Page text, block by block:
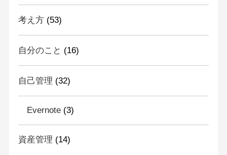
考え方(53)
自分のこと (16)
自己管理 (32)
Evernote(3)
資産管理 (14)